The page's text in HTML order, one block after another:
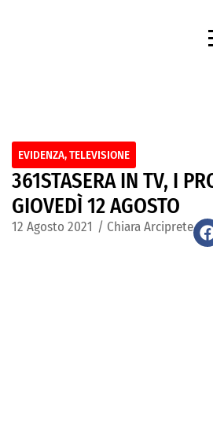
EVIDENZA,TELEVISIONE
361STASERA IN TV, I
GIOVEDÌ 12 AGOSTO
12 Agosto 2021 / Chiara Arciprete